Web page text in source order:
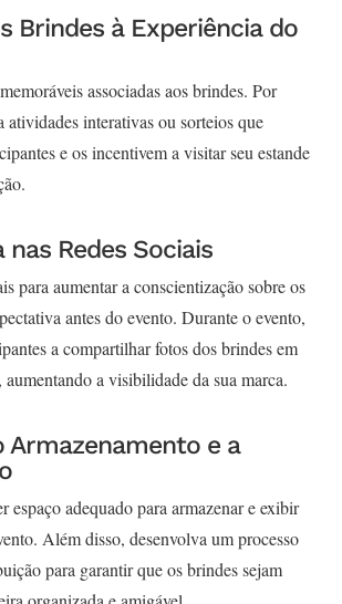
Brindes à Experiência do
associadas aos brindes. Por
atividades interativas ou sorteios que
e os incentivem a visitar seu estande
nas Redes Sociais
para aumentar a conscientização sobre os
antes do evento. Durante o evento,
a compartilhar fotos dos brindes em
aumentando a visibilidade da sua marca.
Armazenamento e a
espaço adequado para armazenar e exibir
Além disso, desenvolva um processo
para garantir que os brindes sejam